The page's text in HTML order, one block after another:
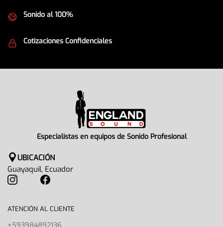
Sonido al 100%
Cotizaciones Confidenciales
Especialistas en equipos de Sonido Profesional
UBICACIÓN
Guayaquil, Ecuador
ATENCIÓN AL CLIENTE